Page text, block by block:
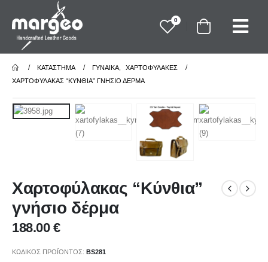
0
ΚΑΤΆΣΤΗΜΑ ΓΥΝΑΙΚΑ
ΧΑΡΤΟΦΥΛΑΚΕΣ
ΧΑΡΤΟΦΎΛΑΚΑΣ “ΚΎΝΘΙΑ” ΓΝΉΣΙΟ ΔΈΡΜΑ
Χαρτοφύλακας “Κύνθια”
γνήσιο δέρμα
188.00 €
ΚΩΔΙΚΌΣ ΠΡΟΪΌΝΤΟΣ: BS281